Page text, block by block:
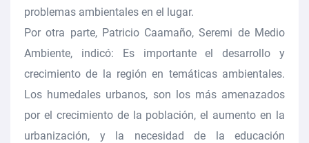
problemas ambientales en el lugar.
Por otra parte, Patricio Caamaño, Seremi de Medio
Ambiente, indicó: Es importante el desarrollo y
crecimiento de la región en temáticas ambientales.
Los humedales urbanos, son los más amenazados
por el crecimiento de la población, el aumento en la
urbanización, y la necesidad de la educación